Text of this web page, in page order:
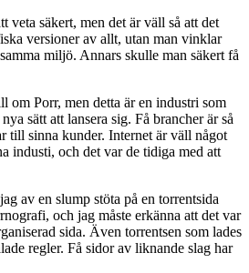
veta säkert, men det är väll så att det
versioner av allt, utan man vinklar
miljö. Annars skulle man säkert få
om Porr, men detta är en industri som
sätt att lansera sig. Få brancher är så
till sinna kunder. Internet är väll något
industi, och det var de tidiga med att
av en slump stöta på en torrentsida
och jag måste erkänna att det var
sida. Även torrentsen som lades
regler. Få sidor av liknande slag har